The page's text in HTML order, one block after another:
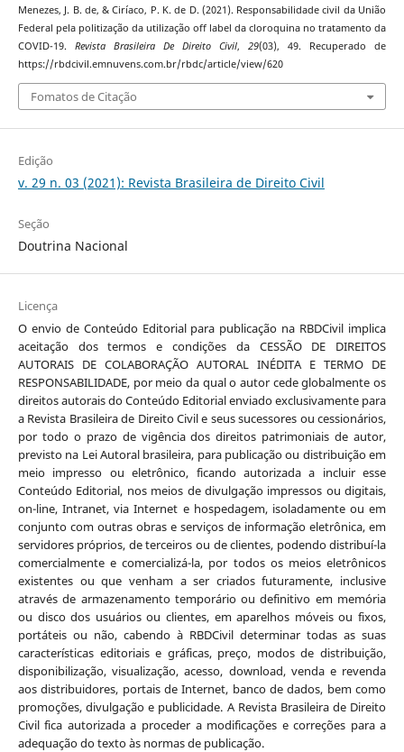
Menezes, J. B. de, & Ciríaco, P. K. de D. (2021). Responsabilidade civil da União
Federal pela politização da utilização off label da cloroquina no tratamento da
COVID-19. Revista Brasileira De Direito Civil,29(03), 49. Recuperado de
https://rbdcivil.emnuvens.com.br/rbdc/article/view/620
Fomatos de Citação
Edição
v. 29 n. 03 (2021): Revista Brasileira de Direito Civil
Seção
Doutrina Nacional
Licença
O envio de Conteúdo Editorial para publicação na RBDCivil implica
aceitação dos termos e condições da CESSÃO DE DIREITOS
AUTORAIS DE COLABORAÇÃO AUTORAL INÉDITA E TERMO DE
RESPONSABILIDADE, por meio da qual o autor cede globalmente os
direitos autorais do Conteúdo Editorial enviado exclusivamente para
a Revista Brasileira de Direito Civil e seus sucessores ou cessionários,
por todo o prazo de vigência dos direitos patrimoniais de autor,
previsto na Lei Autoral brasileira, para publicação ou distribuição em
meio impresso ou eletrônico, ficando autorizada a incluir esse
Conteúdo Editorial, nos meios de divulgação impressos ou digitais,
on-line, Intranet, via Internet e hospedagem, isoladamente ou em
conjunto com outras obras e serviços de informação eletrônica, em
servidores próprios, de terceiros ou de clientes, podendo distribuí-la
comercialmente e comercializá-la, por todos os meios eletrônicos
existentes ou que venham a ser criados futuramente, inclusive
através de armazenamento temporário ou definitivo em memória
ou disco dos usuários ou clientes, em aparelhos móveis ou fixos,
portáteis ou não, cabendo à RBDCivil determinar todas as suas
características editoriais e gráficas, preço, modos de distribuição,
disponibilização, visualização, acesso, download, venda e revenda
aos distribuidores, portais de Internet, banco de dados, bem como
promoções, divulgação e publicidade. A Revista Brasileira de Direito
Civil fica autorizada a proceder a modificações e correções para a
adequação do texto às normas de publicação.